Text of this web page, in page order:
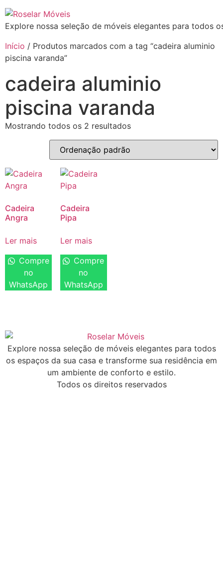
Explore nossa seleção de móveis elegantes para todos
Início / Produtos marcados com a tag “cadeira aluminio
piscina varanda”
cadeira aluminio
piscina varanda
Mostrando todos os 2 resultados
Cadeira
Angra
Ler mais
Compre
no
WhatsApp
Cadeira
Pipa
Ler mais
Compre
no
WhatsApp
Explore nossa seleção de móveis elegantes para todos
os espaços da sua casa e transforme sua residência em
um ambiente de conforto e estilo.
Todos os direitos reservados